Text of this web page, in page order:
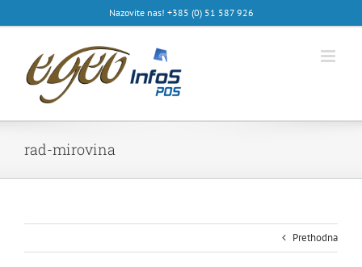
to
Nazovite nas! +385 (0) 51 587 926
rad-mirovina
Prethodna